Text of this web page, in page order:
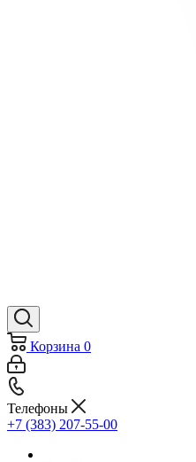
Корзина 0
Телефоны
+7 (383) 207-55-00